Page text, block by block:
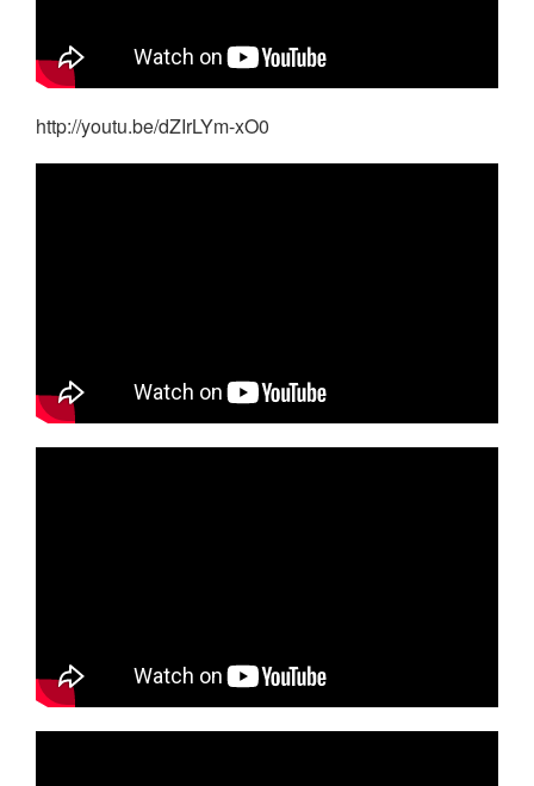
http://youtu.be/dZIrLYm-xO0